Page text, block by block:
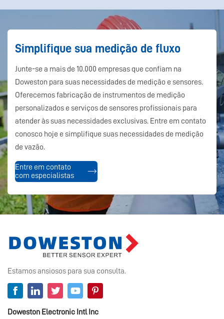
Simplifique sua medição de fluxo
Junte-se a mais de 10.000 empresas que confiam na
Doweston para suas necessidades de medição e sensores.
Oferecemos fabricação de instrumentos de medição
personalizados e serviços de sensores profissionais para
atender às suas necessidades exclusivas. Entre em contato
conosco hoje e simplifique suas necessidades de medição
de vazão.
Entre em contato
com especialistas
Estamos ansiosos para sua consulta.
Doweston Electronic Intl Inc